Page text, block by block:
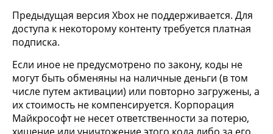
Предыдущая версия Xbox не поддерживается. Для
доступа к некоторому контенту требуется платная
подписка.
Если иное не предусмотрено по закону, коды не
могут быть обменяны на наличные деньги (в том
числе путем активации) или повторно загружены, а
их стоимость не компенсируется. Корпорация
Майкрософт не несет ответственности за потерю,